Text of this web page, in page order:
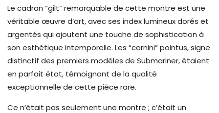
Le cadran “gilt” remarquable de cette montre est une
véritable œuvre d’art, avec ses index lumineux dorés et
argentés qui ajoutent une touche de sophistication à
son esthétique intemporelle. Les “cornini” pointus, signe
distinctif des premiers modèles de Submariner, étaient
en parfait état, témoignant de la qualité
exceptionnelle de cette pièce rare.
Ce n’était pas seulement une montre ; c’était un